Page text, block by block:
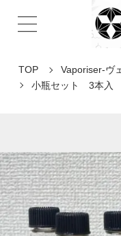
TOP Vaporiser-ヴ
小瓶セット 3本入